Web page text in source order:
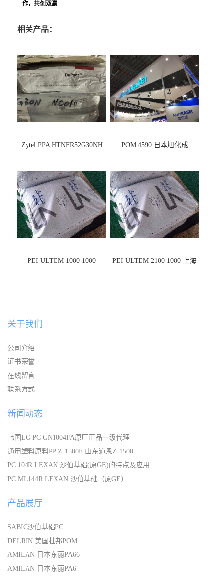
作，共创双赢
相关产品：
Zytel PPA HTNFR52G30NH POM 4590 日本旭化成
PEI ULTEM 1000-1000
PEI ULTEM 2100-1000 上海
关于我们
公司介绍
证书荣誉
在线留言
联系方式
新闻动态
韩国LG PC GN1004FA原厂正品一级代理
通用塑料原料PP Z-1500E 山东道恩Z-1500
PC 104R LEXAN 沙伯基础(原GE)的特点及应用
PC ML144R LEXAN 沙伯基础（原GE）
产品展厅
SABIC沙伯基础PC
DELRIN 美国杜邦POM
AMILAN 日本东丽PA66
AMILAN 日本东丽PA6